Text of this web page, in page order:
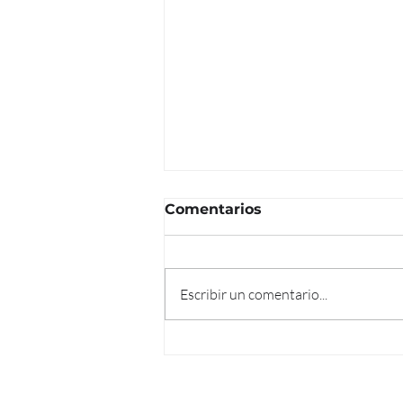
Comentarios
Escribir un comentario...